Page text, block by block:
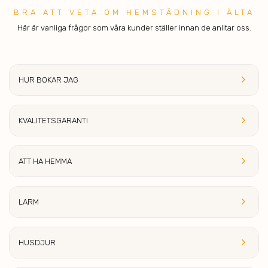
BRA ATT V ETA OM HEMSTÄDNING I ÄLTA
Här är vanliga frågor som våra kunder ställer innan de anlitar oss.
keyboard_arrow_right
HUR BOKAR JAG
keyboard_arrow_right
KVALITETSGARANTI
keyboard_arrow_right
ATT HA HEMMA
keyboard_arrow_right
LARM
keyboard_arrow_right
HUSDJUR